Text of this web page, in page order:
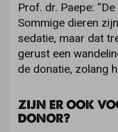
Prof. dr. Paepe:
Sommige dieren
sedatie, maar dat
gerust een
de donatie, zolang
ZIJN ER OOK
DONOR?